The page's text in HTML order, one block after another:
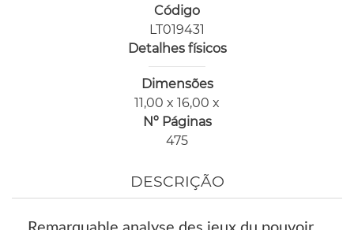
Código
LT019431
Detalhes físicos
Dimensões
11,00 x 16,00 x
Nº Páginas
475
DESCRIÇÃO